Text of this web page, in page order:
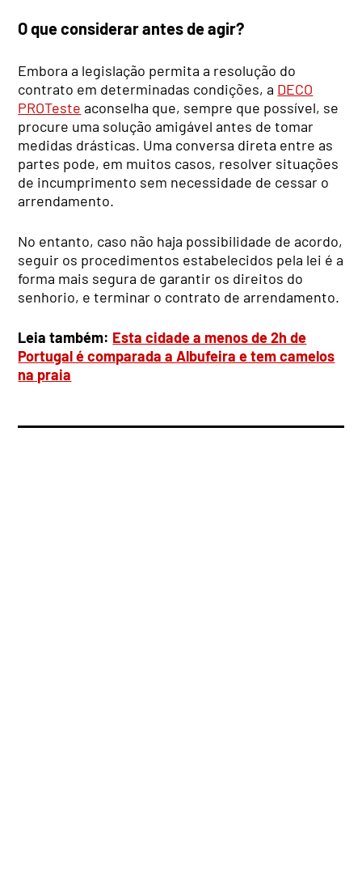
O que considerar antes de agir?
Embora a legislação permita a resolução do
contrato em determinadas condições, a DECO
PROTeste aconselha que, sempre que possível, se
procure uma solução amigável antes de tomar
medidas drásticas. Uma conversa direta entre as
partes pode, em muitos casos, resolver situações
de incumprimento sem necessidade de cessar o
arrendamento.
No entanto, caso não haja possibilidade de acordo,
seguir os procedimentos estabelecidos pela lei é a
forma mais segura de garantir os direitos do
senhorio, e terminar o contrato de arrendamento.
Leia também: Esta cidade a menos de 2h de
Portugal é comparada a Albufeira e tem camelos
na praia